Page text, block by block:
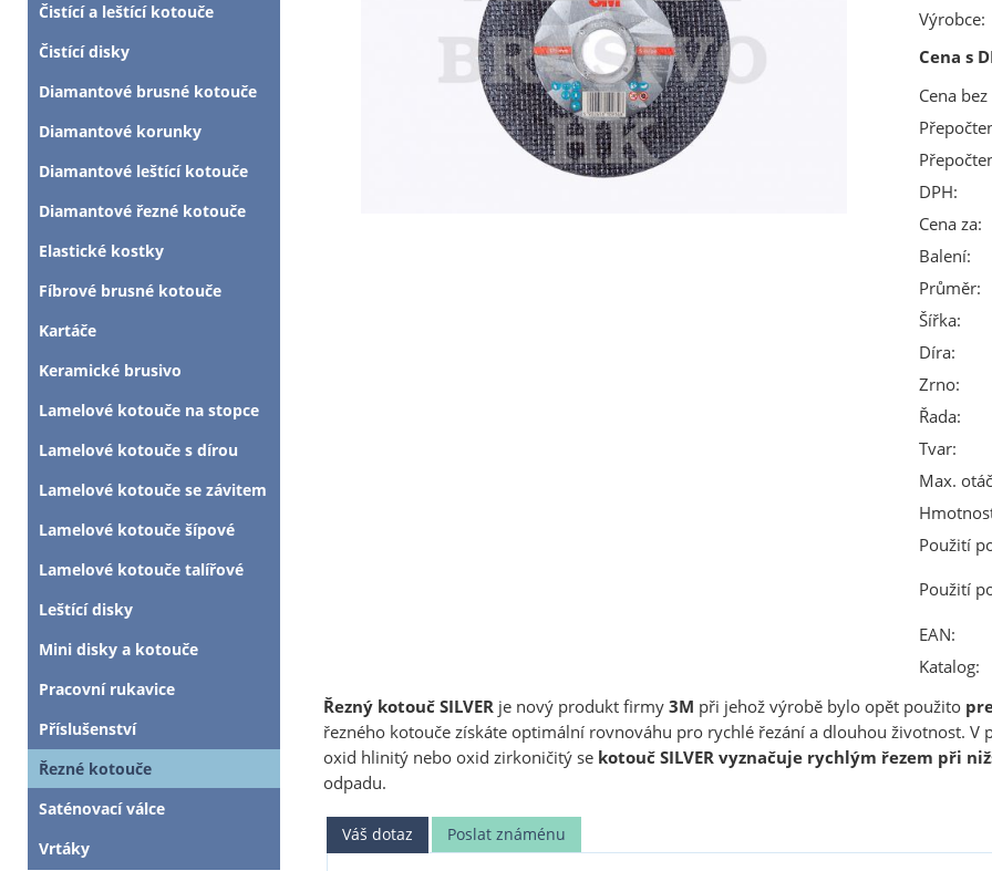
Výrobce:
Cena s
Cena
DPH:
Cena za:
Balení:
Průměr:
Šířka:
Díra:
Zrno:
Řada:
Tvar:
Max.
Použití
Použití
EAN:
Katalog:
Řezný kotouč SILVER je nový produkt firmy3M při jehož výrobě bylo opět použito
řezného kotouče získáte optimální rovnováhu pro rychlé řezání a dlouhou životnost.
oxid hlinitý nebo oxid zirkoničitý se kotouč SILVER vyznačuje rychlým řezem při
odpadu.
Váš dotaz Poslat známénu
Čistící a leštící kotouče
Čistící disky
Diamantové brusné kotouče
Diamantové korunky
Diamantové leštící kotouče
Diamantové řezné kotouče
Elastické kostky
Fíbrové brusné kotouče
Kartáče
Keramické brusivo
Lamelové kotouče na stopce
Lamelové kotouče s dírou
Lamelové kotouče se závitem
Lamelové kotouče šípové
Lamelové kotouče talířové
Leštící disky
Mini disky a kotouče
Pracovní rukavice
Příslušenství
Řezné kotouče
Saténovací válce
Vrtáky